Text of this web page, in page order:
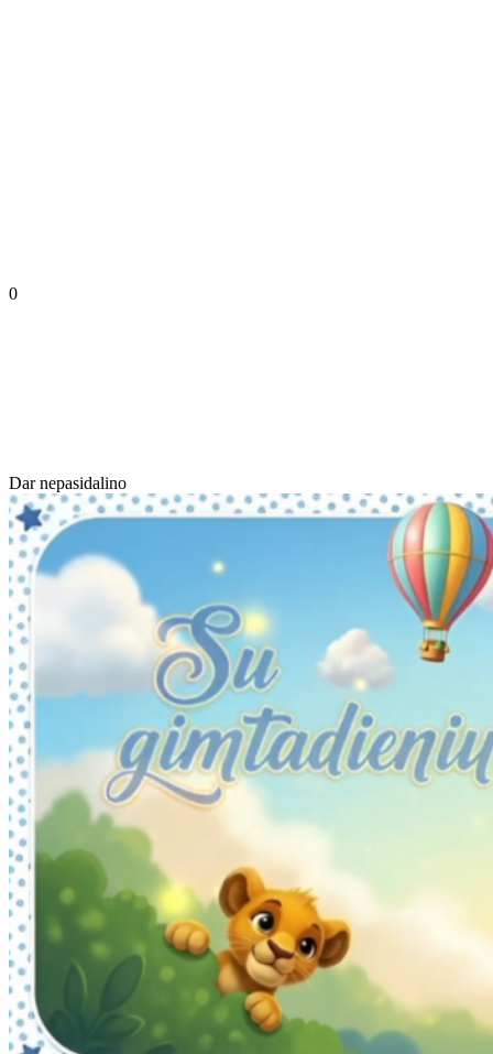
0
Dar nepasidalino